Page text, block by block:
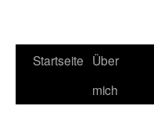
Startseite Über
mich